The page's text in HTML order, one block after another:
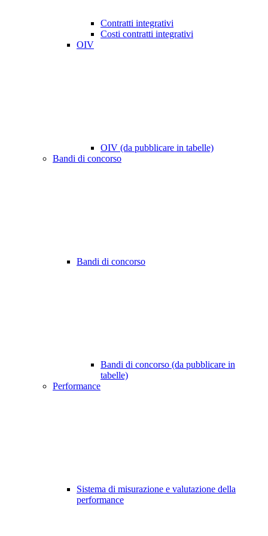
Contratti integrativi
Costi contratti integrativi
OIV
OIV (da pubblicare in tabelle)
Bandi di concorso
Bandi di concorso
Bandi di concorso (da pubblicare in
tabelle)
Performance
Sistema di misurazione e valutazione della
performance